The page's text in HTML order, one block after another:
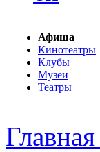
Афиша
Кинотеатры
Клубы
Музеи
Театры
Главная